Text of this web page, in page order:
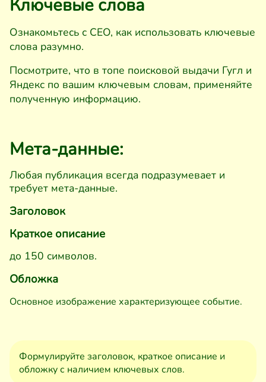
Ключевые слова
Ознакомьтесь с СЕО, как использовать ключевые
слова разумно.
Посмотрите, что в топе поисковой выдачи Гугл и
Яндекс по вашим ключевым словам, применяйте
полученную информацию.
Мета-данные:
Любая публикация всегда подразумевает и
требует мета-данные.
Заголовок
Краткое описание
до 150 символов.
Обложка
Основное изображение характеризующее событие.
Формулируйте заголовок, краткое описание и
обложку с наличием ключевых слов.